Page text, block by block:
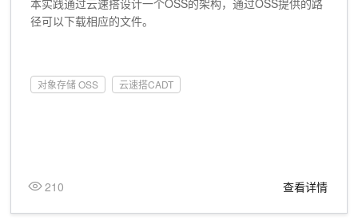
本实践通过云速搭设计一个OSS的架构，通过OSS提供的路
径可以下载相应的文件。
对象存储 OSS 云速搭CADT
210 查看详情